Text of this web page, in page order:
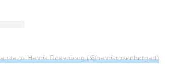
от Henrik Rosenborg (@henrikrosenborgart)